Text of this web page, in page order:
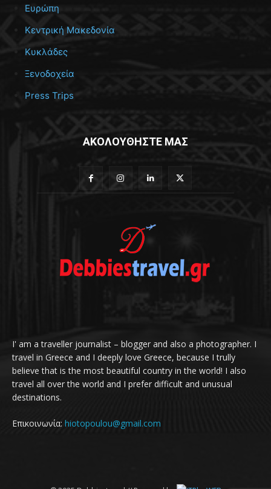
Ευρώπη
Κεντρική Μακεδονία
Κυκλάδες
Ξενοδοχεία
Press Trips
ΑΚΟΛΟΥΘΗΣΤΕ ΜΑΣ
I' am a traveller journalist – blogger and also a photographer. I
travel in Greece and I deeply love Greece, because I trully
believe that is the most beautiful country in the world! I also
travel all over the world and I prefer difficult and unusual
destinations.
Επικοινωνία: hiotopoulou@gmail.com